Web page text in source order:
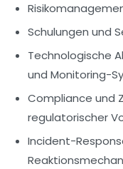
Schulungen und
Technologische
und Monitoring-
Compliance und
regulatorischer
Incident-